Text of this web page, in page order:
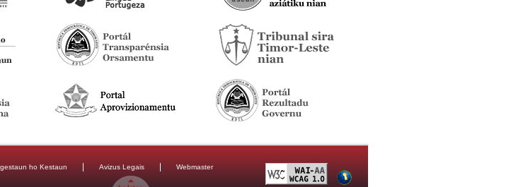
ho Kestaun Avizus Legais Webmaster